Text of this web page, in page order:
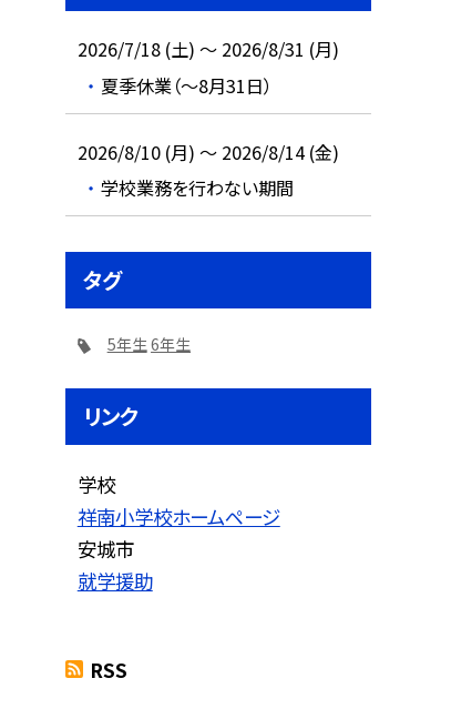
2026/7/18 (土) ～ 2026/8/31 (月)
夏季休業（～8月31日）
2026/8/10 (月) ～ 2026/8/14 (金)
学校業務を行わない期間
タグ
5年生6年生
リンク
学校
祥南小学校ホームページ
安城市
就学援助
RSS